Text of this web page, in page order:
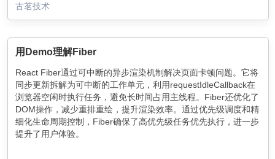
古茗技术
用Demo理解Fiber
React Fiber通过可中断的异步渲染机制解决页面卡顿问题。它将
同步更新拆解为可中断的工作单元，利用requestIdleCallback在
浏览器空闲时执行任务，避免长时间占用主线程。Fiber还优化了
DOM操作，减少重排重绘，提升渲染效率。通过优先级调度和精
细化生命周期控制，Fiber确保了高优先级任务优先执行，进一步
提升了用户体验。